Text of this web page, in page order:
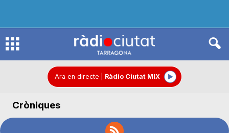
R
d
Ara en directe Ràdio Ciutat MIX
Cròniques